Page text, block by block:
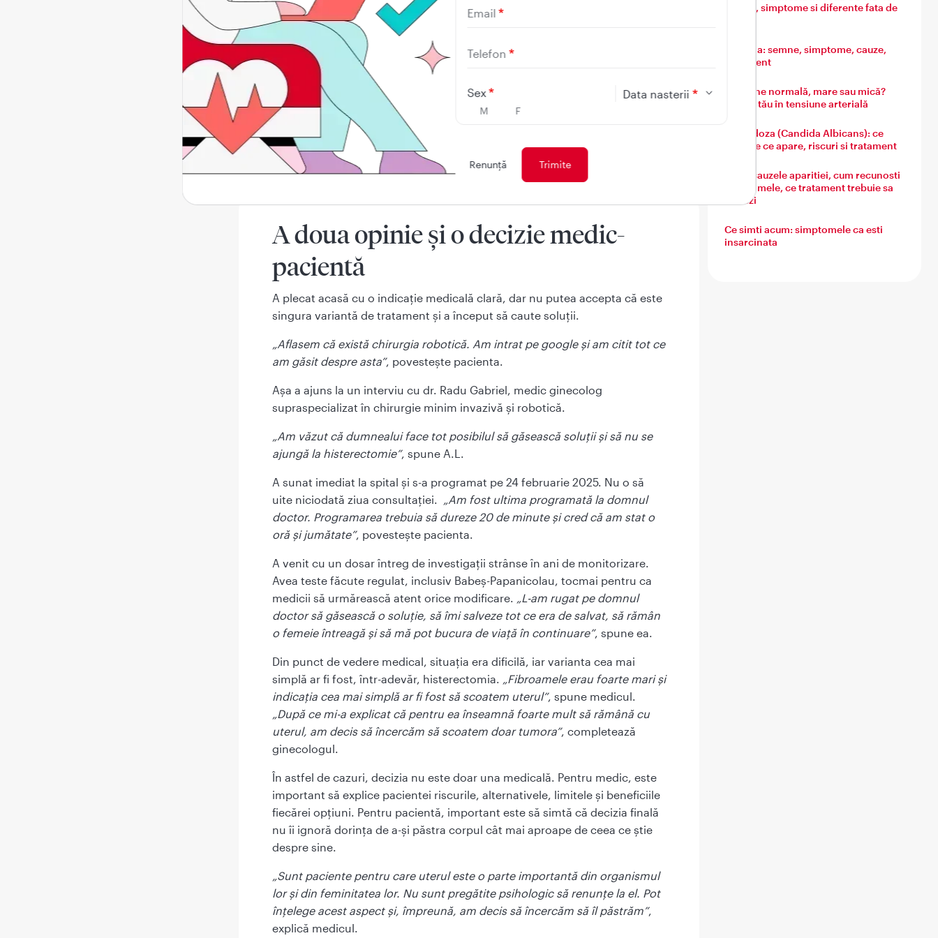
Fibroamele crescuseră mult, ocupau o mare parte din uter și erau
poziționate dificil. Intervenția devenea complicată, iar îndepărtarea
uterului, adică histerectomia totală, ar fi rezolvat definitiv problema.
Pentru unele paciente, mai ales atunci când nu își mai doresc copii, poate
fi o decizie strict medicală. Pentru altele, însă, este o pierdere greu de
acceptat.
„Mi-am dorit foarte mult să am partea aceasta de feminitate. Pentru mine
contează foarte mult”
, spune ea.
A doua opinie și o decizie medic-
pacientă
A plecat acasă cu o indicație medicală clară, dar nu putea accepta că este
singura variantă de tratament și a început să caute soluții.
„Aflasem că există chirurgia robotică. Am intrat pe google și am citit tot ce
am găsit despre asta”, povestește pacienta.
Așa a ajuns la un interviu cu dr. Radu Gabriel, medic ginecolog
supraspecializat în chirurgie minim invazivă și robotică.
„Am văzut că dumnealui face tot posibilul să găsească soluții și să nu se
ajungă la histerectomie”, spune A.L.
A sunat imediat la spital și s-a programat pe 24 februarie 2025. Nu o să
uite niciodată ziua consultației. „Am fost ultima programată la domnul
doctor. Programarea trebuia să dureze 20 de minute și cred că am stat o
oră și jumătate”, povestește pacienta.
A venit cu un dosar întreg de investigații strânse în ani de monitorizare.
Avea teste făcute regulat, inclusiv Babeș-Papanicolau, tocmai pentru ca
medicii să urmărească atent orice modificare. „L-am rugat pe domnul
doctor să găsească o soluție, să îmi salveze tot ce era de salvat, să rămân
o femeie întreagă și să mă pot bucura de viață în continuare”, spune ea.
Din punct de vedere medical, situația era dificilă, iar varianta cea mai
simplă ar fi fost, într-adevăr, histerectomia. „Fibroamele erau foarte mari și
indicația cea mai simplă ar fi fost să scoatem uterul”, spune medicul.
„După ce mi-a explicat că pentru ea înseamnă foarte mult să rămână cu
uterul, am decis să încercăm să scoatem doar tumora”, completează
ginecologul.
În astfel de cazuri, decizia nu este doar una medicală. Pentru medic, este
important să explice pacientei riscurile, alternativele, limitele și beneficiile
fiecărei opțiuni. Pentru pacientă, important este să simtă că decizia finală
nu îi ignoră dorința de a-și păstra corpul cât mai aproape de ceea ce știe
despre sine.
„Sunt paciente pentru care uterul este o parte importantă din organismul
lor și din feminitatea lor. Nu sunt pregătite psihologic să renunțe la el. Pot
înțelege acest aspect și, împreună, am decis să încercăm să îl păstrăm”,
explică medicul.
Email
Telefon
Sex
M F
Data nasterii
Renunţă
semne, simptome si diferente fata de
Varicela: semne, simptome, cauze,
tratament
Tensiune normală, mare sau mică?
Ghidul tău în tensiune arterială
Candidoza (Candida Albicans): ce
este, de ce apare, riscuri si tratament
Guta: cauzele aparitiei, cum recunosti
simptomele, ce tratament trebuie sa
urmezi
Ce simti acum: simptomele ca esti
insarcinata